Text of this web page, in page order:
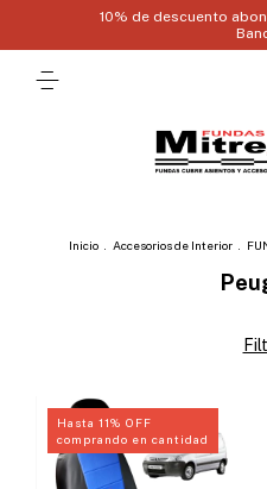
10% de descuento
Inicio Accesorios de Interior
Hasta 11% OFF
comprando en cantidad